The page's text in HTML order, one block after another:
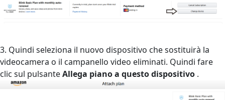
3. Quindi seleziona il nuovo dispositivo che sostituirà la
videocamera o il campanello video eliminati. Quindi fare
clic sul pulsanteAllega piano a questo dispositivo .